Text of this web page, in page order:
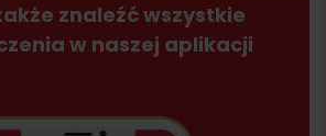
znaleźć wszystkie
w naszej aplikacji